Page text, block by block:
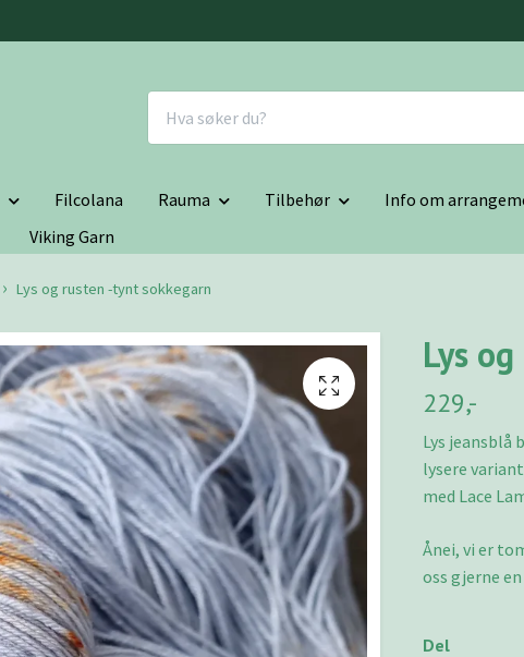
Filcolana Rauma Tilbehør
Info om
Viking Garn
Lys og rusten -tynt sokkegarn
Lys
229,-
Lys jeansblå
lysere
med Lace
Ånei, vi er
oss gjerne
Del